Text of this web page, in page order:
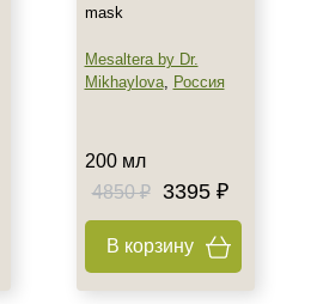
mask
Mesaltera by Dr.
Mikhaylova, Россия
200 мл
4850 ₽
3395 ₽
В корзину